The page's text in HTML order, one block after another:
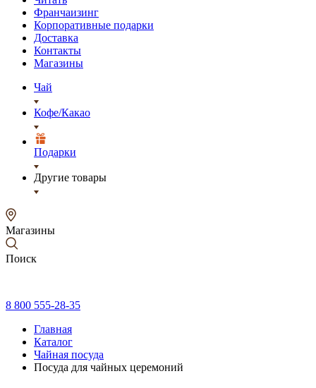
Франчаизинг
Корпоративные подарки
Доставка
Контакты
Магазины
Чай
Кофе/Какао
Подарки
Другие товары
Магазины
Поиск
8 800 555-28-35
Главная
Каталог
Чайная посуда
Посуда для чайных церемоний